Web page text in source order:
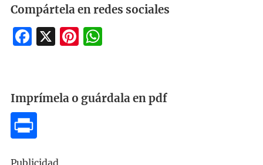
Compártela en redes sociales
Facebook
X Pinterest
WhatsApp
Imprímela o guárdala en pdf